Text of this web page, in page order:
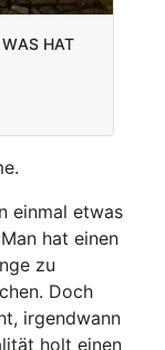
hat
einmal etwas
hat einen
zu
Doch
irgendwann
holt einen